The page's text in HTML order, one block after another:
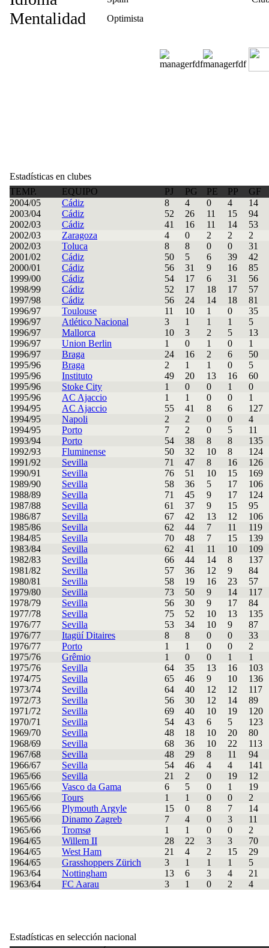
Mentalidad Optimista
Estadísticas en clubes
TEMP.
EQUIPO PJ PG PE PP
GF
2004/05
Cádiz 8 4 0 4
14
2003/04
Cádiz 52 26 11 15
94
2002/03
Cádiz 41 16 11 14
53
2002/03
Zaragoza 4 0 2 2
2
2002/03
Toluca 8 8 0 0
31
2001/02
Cádiz 50 5 6 39
42
2000/01
Cádiz 56 31 9 16
85
1999/00
Cádiz 54 17 6 31
56
1998/99
Cádiz 52 17 18 17
57
1997/98
Cádiz 56 24 14 18
81
1996/97
Toulouse 11 10 1 0
35
1996/97
Atlético Nacional 3 1 1 1
5
1996/97
Mallorca 10 3 2 5
13
1996/97
Union Berlin 1 0 1 0
1
1996/97
Braga 24 16 2 6
50
1995/96
Braga 2 1 1 0
5
1995/96
Instituto 49 20 13 16
60
1995/96
Stoke City 1 0 0 1
0
1995/96
AC Ajaccio 1 1 0 0
1
1994/95
AC Ajaccio 55 41 8 6
127
1994/95
Napoli 2 2 0 0
4
1994/95
Porto 7 2 0 5
11
1993/94
Porto 54 38 8 8
135
1992/93
Fluminense 50 32 10 8
124
1991/92
Sevilla 71 47 8 16
126
1990/91
Sevilla 76 51 10 15
169
1989/90
Sevilla 58 36 5 17
106
1988/89
Sevilla 71 45 9 17
124
1987/88
Sevilla 61 37 9 15
95
1986/87
Sevilla 67 42 13 12
106
1985/86
Sevilla 62 44 7 11
119
1984/85
Sevilla 70 48 7 15
139
1983/84
Sevilla 62 41 11 10
109
1982/83
Sevilla 66 44 14 8
137
1981/82
Sevilla 57 36 12 9
84
1980/81
Sevilla 58 19 16 23
57
1979/80
Sevilla 73 50 9 14
117
1978/79
Sevilla 56 30 9 17
84
1977/78
Sevilla 75 52 10 13
135
1976/77
Sevilla 53 34 10 9
87
1976/77
Itagüí Ditaires 8 8 0 0
33
1976/77
Porto 1 1 0 0
2
1975/76
Grêmio 1 0 0 1
1
1975/76
Sevilla 64 35 13 16
103
1974/75
Sevilla 65 46 9 10
136
1973/74
Sevilla 64 40 12 12
117
1972/73
Sevilla 56 30 12 14
89
1971/72
Sevilla 69 40 10 19
120
1970/71
Sevilla 54 43 6 5
123
1969/70
Sevilla 48 18 10 20
80
1968/69
Sevilla 68 36 10 22
113
1967/68
Sevilla 48 29 8 11
94
1966/67
Sevilla 54 46 4 4
141
1965/66
Sevilla 21 2 0 19
12
1965/66
Vasco da Gama 6 5 0 1
19
1965/66
Tours 1 1 0 0
2
1965/66
Plymouth Argyle 15 0 8 7
14
1965/66
Dinamo Zagreb 7 4 0 3
11
1965/66
Tromsø 1 1 0 0
2
1964/65
Willem II 28 22 3 3
70
1964/65
West Ham 21 4 2 15
29
1964/65
Grasshoppers Zürich 3 1 1 1
5
1963/64
Nottingham 13 6 3 4
21
1963/64
FC Aarau 3 1 0 2 4
Estadísticas en selección nacional